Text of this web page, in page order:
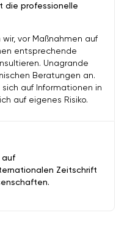
auf
Zeitschrift
die professionelle
vor Maßnahmen auf
entsprechende
Unagrande
Beratungen an.
auf Informationen in
auf eigenes Risiko.